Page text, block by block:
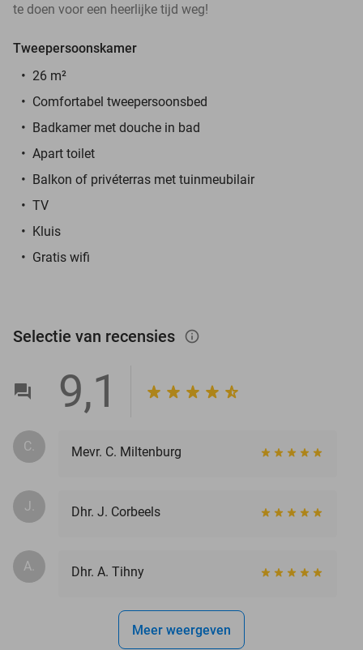
te doen voor een heerlijke tijd weg!
Tweepersoonskamer
26 m²
Comfortabel tweepersoonsbed
Badkamer met douche in bad
Apart toilet
Balkon of privéterras met tuinmeubilair
TV
Kluis
Gratis wifi
Selectie van recensies info_outlined
9,1
C. Mevr. C. Miltenburg
J. Dhr. J. Corbeels
A. Dhr. A. Tihny
Meer weergeven